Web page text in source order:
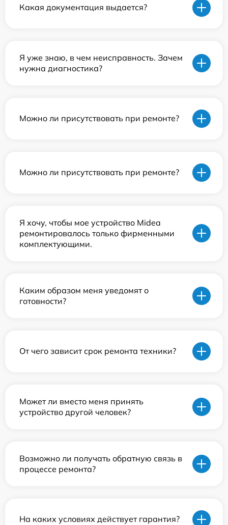
Какая документация выдается?
Я уже знаю, в чем неисправность. Зачем
нужна диагностика?
Можно ли присутствовать при ремонте?
Можно ли присутствовать при ремонте?
Я хочу, чтобы мое устройство Midea
ремонтировалось только фирменными
комплектующими.
Каким образом меня уведомят о
готовности?
От чего зависит срок ремонта техники?
Может ли вместо меня принять
устройство другой человек?
Возможно ли получать обратную связь в
процессе ремонта?
На каких условиях действует гарантия?